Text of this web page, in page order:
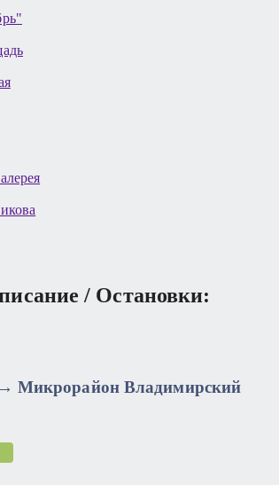
/ Остановки:
Микрорайон Владимирский